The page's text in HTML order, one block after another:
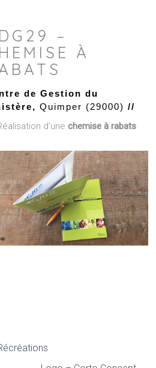
–
À
de Gestion du
Quimper (29000) //
d’une chemise à rabats